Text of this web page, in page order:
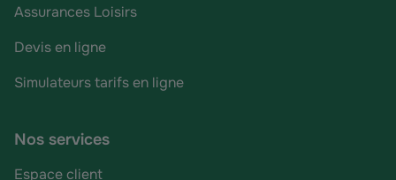
Assurances Loisirs
Devis en ligne
Simulateurs tarifs en ligne
Nos services
Espace client